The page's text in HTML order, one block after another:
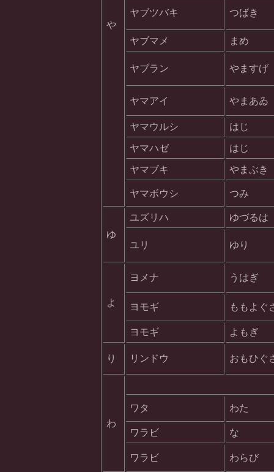
や
ヤブツバキ つばき
ヤブマメ まめ
ヤブラン やますげ
ヤマアイ やまあゐ
ヤマウルシ はじ
ヤマハゼ はじ
ヤマブキ やまぶき
ヤマボウシ つみ
ゆ
ユズリハ ゆづるは
ユリ ゆり
よ
ヨメナ うはぎ
ヨモギ ももよぐ
ヨモギ よもぎ
り リンドウ おもひぐ
わ
ワタ わた
ワラビ な
ワラビ わらび